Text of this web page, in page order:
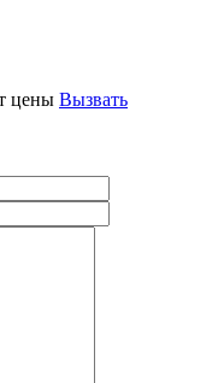
цены Вызвать